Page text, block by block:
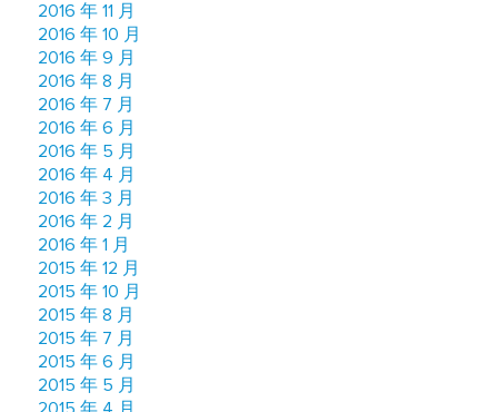
2016 年 11 月
2016 年 10 月
2016 年 9 月
2016 年 8 月
2016 年 7 月
2016 年 6 月
2016 年 5 月
2016 年 4 月
2016 年 3 月
2016 年 2 月
2016 年 1 月
2015 年 12 月
2015 年 10 月
2015 年 8 月
2015 年 7 月
2015 年 6 月
2015 年 5 月